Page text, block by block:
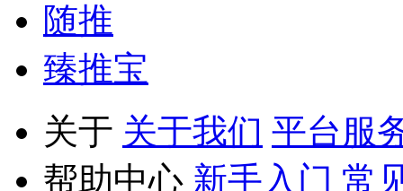
随推
臻推宝
关于 关于我们 平台服
帮助中心 新手入门 常